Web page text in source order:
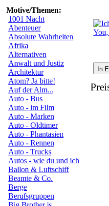
Motive/Themen:
1001 Nacht
Abenteuer
Absolute Wahrheiten
Afrika
Alternativen
Anwalt und Justiz
Architektur
Atom? Ja bitte!
Auf der Alm...
Auto - Bus
Auto - im Film
Auto - Marken
Auto - Oldtimer
Auto - Phantasien
Auto - Rennen
Auto - Trucks
Autos - wie du und ich
Ballon & Luftschiff
Beamte & Co.
Berge
Berufsgruppen
In